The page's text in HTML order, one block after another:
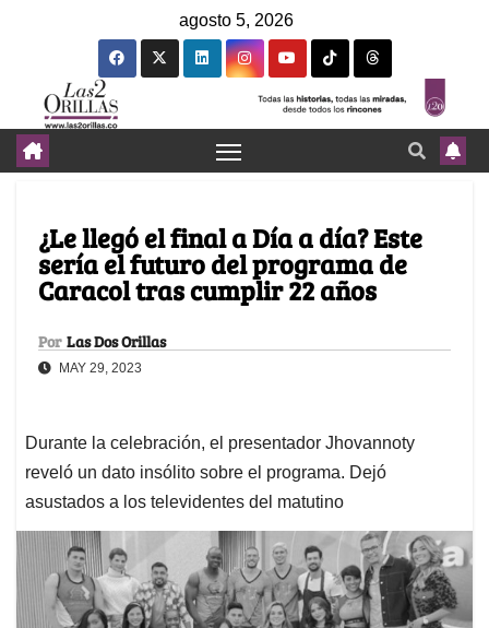
agosto 5, 2026
¿Le llegó el final a Día a día? Este
sería el futuro del programa de
Caracol tras cumplir 22 años
Por Las Dos Orillas
MAY 29, 2023
Durante la celebración, el presentador Jhovannoty
reveló un dato insólito sobre el programa. Dejó
asustados a los televidentes del matutino